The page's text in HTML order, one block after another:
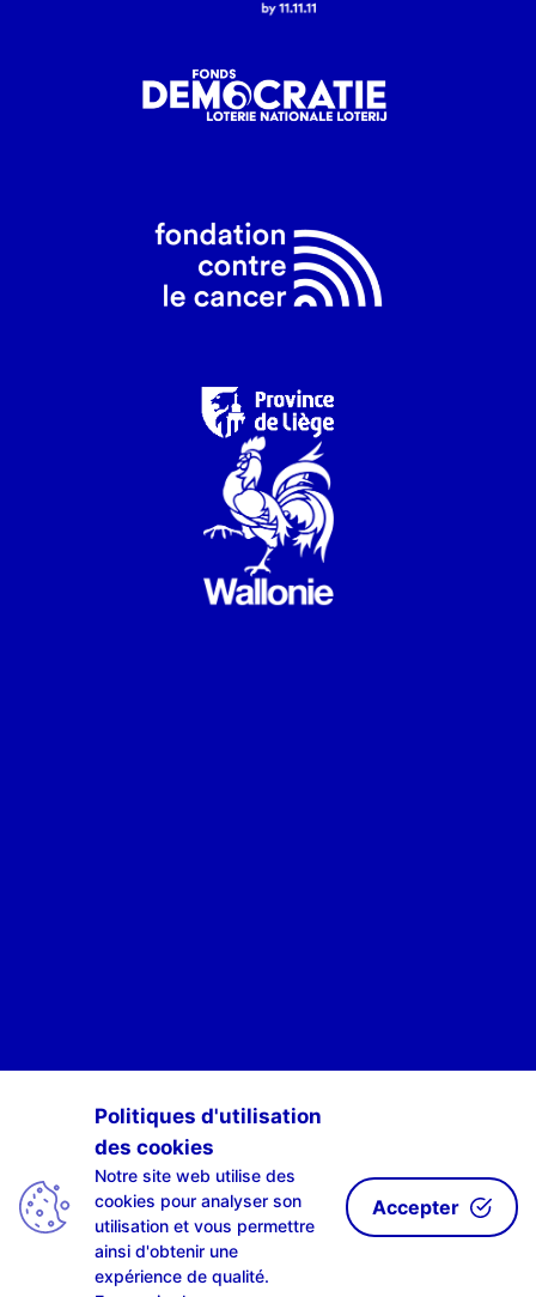
POUR ÊTRE INFORMÉ·E·S DES ACTIVITÉS DE SCAN-R
S'INSCRIRE À NOTRE NEWSLETTE-R
Politiques d'utilisation
des cookies
Notre site web utilise des
cookies pour analyser son
utilisation et vous permettre
ainsi d'obtenir une
expérience de qualité.
Accepter